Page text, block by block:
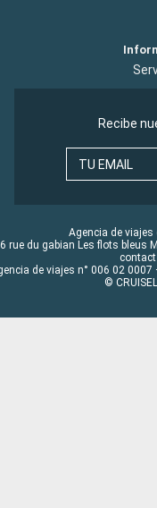
Recibe
TU EMAIL
Agencia de viajes
rue du gabian Les flots bleus
de viajes n° 006 02
©